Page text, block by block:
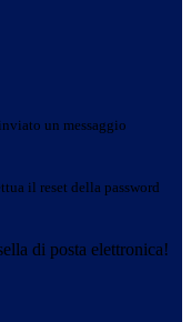
un messaggio
il reset della password
di posta elettronica!